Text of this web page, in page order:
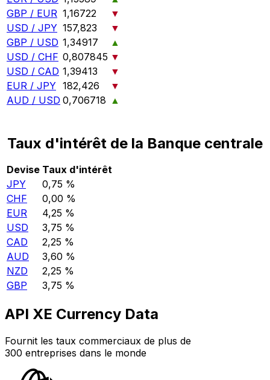
GBP / EUR 1,16722
▼
USD / JPY 157,823
▼
GBP / USD 1,34917
▲
USD / CHF 0,807845 ▼
USD / CAD 1,39413
▼
EUR / JPY 182,426
▼
AUD / USD 0,706718 ▲
Taux d'intérêt de la Banque centrale
Devise Taux d'intérêt
JPY
0,75 %
CHF
0,00 %
EUR
4,25 %
USD
3,75 %
CAD
2,25 %
AUD
3,60 %
NZD
2,25 %
GBP
3,75 %
API XE Currency Data
Fournit les taux commerciaux de plus de
300 entreprises dans le monde